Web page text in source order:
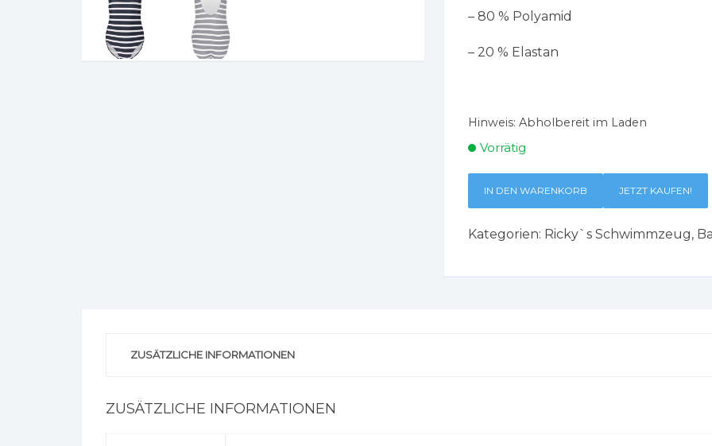
– 80 % Polyamid
– 20 % Elastan
Hinweis: Abholbereit im Laden
Vorrätig
IN DEN WARENKORB JETZT KAUFEN!
Kategorien: Ricky`s Schwimmzeug,
ZUSÄTZLICHE INFORMATIONEN
ZUSÄTZLICHE INFORMATIONEN